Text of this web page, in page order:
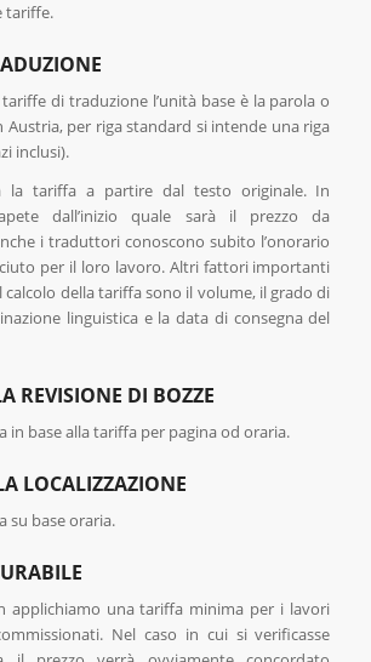
tariffe.
di traduzione l’unità base è la parola o
Austria, per riga standard si intende una riga
inclusi).
la tariffa a partire dal testo originale. In
dall’inizio quale sarà il prezzo da
i traduttori conoscono subito l’onorario
per il loro lavoro. Altri fattori importanti
calcolo della tariffa sono il volume, il grado di
linguistica e la data di consegna del
REVISIONE DI BOZZE
in base alla tariffa per pagina od oraria.
LOCALIZZAZIONE
su base oraria.
applichiamo una tariffa minima per i lavori
Nel caso in cui si verificasse